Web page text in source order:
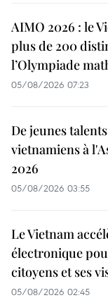
AIMO 2026 : le
plus de 200
l’Olympiade
05/08/2026 07:23
De jeunes
vietnamiens à
2026
05/08/2026 03:55
Le Vietnam
électronique
citoyens et ses
05/08/2026 02:45